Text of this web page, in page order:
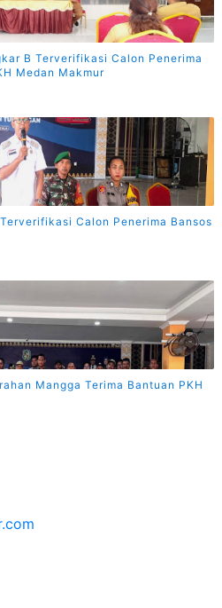
B Terverifikasi Calon Penerima
Medan Makmur
Calon Penerima Bansos
Mangga Terima Bantuan PKH